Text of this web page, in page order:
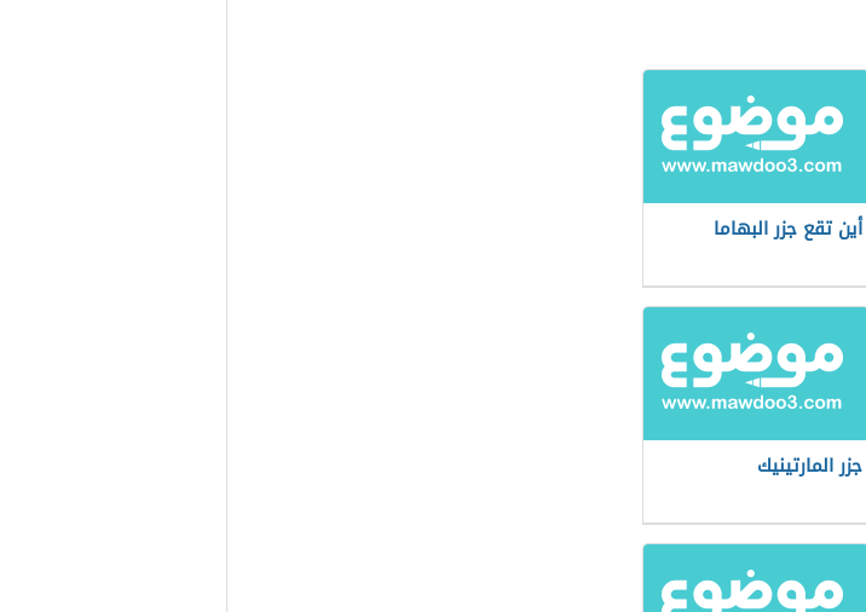
أين تقع جزر البهاما
جزر المارتينيك